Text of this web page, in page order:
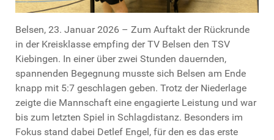
Belsen, 23. Januar 2026 – Zum Auftakt der Rückrunde
in der Kreisklasse empfing der TV Belsen den TSV
Kiebingen. In einer über zwei Stunden dauernden,
spannenden Begegnung musste sich Belsen am Ende
knapp mit 5:7 geschlagen geben. Trotz der Niederlage
zeigte die Mannschaft eine engagierte Leistung und war
bis zum letzten Spiel in Schlagdistanz. Besonders im
Fokus stand dabei Detlef Engel, für den es das erste